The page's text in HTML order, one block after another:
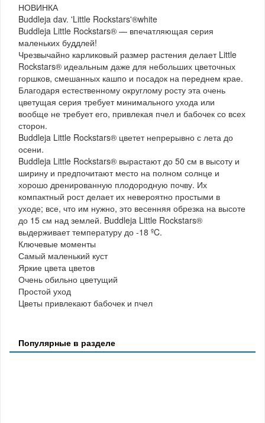
НОВИНКА
Buddleja dav. 'Little Rockstars'®white
Buddleja Little Rockstars® — впечатляющая серия
маленьких буддлей!
Чрезвычайно карликовый размер растения делает Little
Rockstars® идеальным даже для небольших цветочных
горшков, смешанных кашпо и посадок на переднем крае.
Благодаря естественному округлому росту эта очень
цветущая серия требует минимального ухода или
вообще не требует его, привлекая пчел и бабочек со всех
сторон.
Buddleja Little Rockstars® цветет непрерывно с лета до
осени.
Buddleja Little Rockstars® вырастают до 50 см в высоту и
ширину и предпочитают место на полном солнце и
хорошо дренированную плодородную почву. Их
компактный рост делает их невероятно простыми в
уходе; все, что им нужно, это весенняя обрезка на высоте
до 15 см над землей. Buddleja Little Rockstars®
выдерживает температуру до -18 ºC.
Ключевые моменты
Самый маленький куст
Яркие цвета цветов
Очень обильно цветущий
Простой уход
Цветы привлекают бабочек и пчел
Популярные в разделе